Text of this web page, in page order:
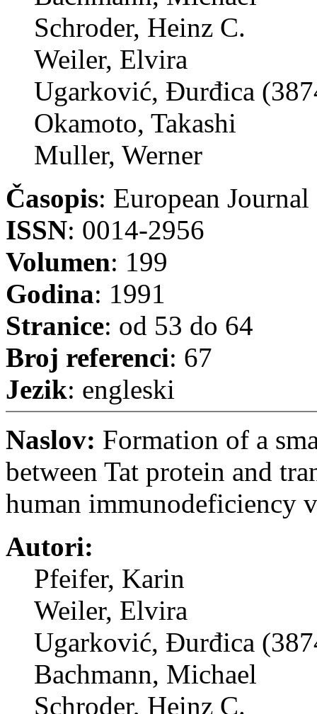
Schroder, Heinz C.
Weiler, Elvira
Ugarković, Đurđica
Okamoto, Takashi
Muller, Werner
Časopis: European
ISSN: 0014-2956
Volumen: 199
Godina: 1991
Stranice: od 53 do 64
Broj referenci: 67
Jezik: engleski
Naslov: Formation of a
between Tat protein and
human immunodeficiency
Autori:
Pfeifer, Karin
Weiler, Elvira
Ugarković, Đurđica
Bachmann, Michael
Schroder, Heinz C.